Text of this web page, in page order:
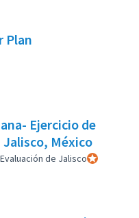
Plan
Ejercicio de
Jalisco, México
de JaliscoParticipant